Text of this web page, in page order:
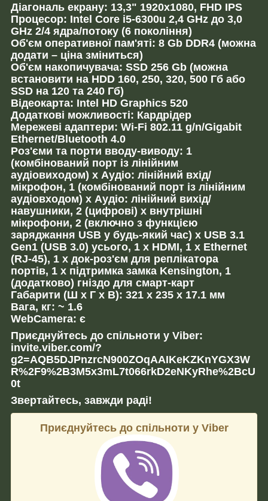
Діагональ екрану: 13,3" 1920x1080, FHD IPS
Процесор: Intel Core i5-6300u 2,4 GHz до 3,0
GHz 2/4 ядра/потоку (6 покоління)
Об'єм оперативної пам'яті: 8 Gb DDR4 (можна
додати – ціна зміниться)
Об'єм накопичувача: SSD 256 Gb (можна
встановити на HDD 160, 250, 320, 500 Гб або
SSD на 120 та 240 Гб)
Відеокарта: Intel HD Graphics 520
Додаткові можливості: Кардрідер
Мережеві адаптери: Wi-Fi 802.11 g/n/Gigabit
Ethernet/Bluetooth 4.0
Роз'єми та порти вводу-виводу: 1
(комбінований порт із лінійним
аудіовиходом) x Аудіо: лінійний вхід/
мікрофон, 1 (комбінований порт із лінійним
аудіовходом) x Аудіо: лінійний вихід/
навушники, 2 (цифрові) x внутрішні
мікрофони, 2 (включно з функцією
заряджання USB у будь-який час) x USB 3.1
Gen1 (USB 3.0) усього, 1 x HDMI, 1 x Ethernet
(RJ-45), 1 x док-роз'єм для реплікатора
портів, 1 x підтримка замка Kensington, 1
(додатково) гніздо для смарт-карт
Габарити (Ш х Г х В): 321 x 235 x 17.1 мм
Вага, кг: ~ 1.6
WebCamera: є
Приєднуйтесь до спільноти у Viber:
invite.viber.com/?
g2=AQB5DJPnzrcN900ZOqAAIKeKZKnYGX3W
R%2F9%2B3M5x3mL7t066rkD2eNKyRhe%2BcU
0t
Звертайтесь, завжди раді!
Приєднуйтесь до спільноти у Viber